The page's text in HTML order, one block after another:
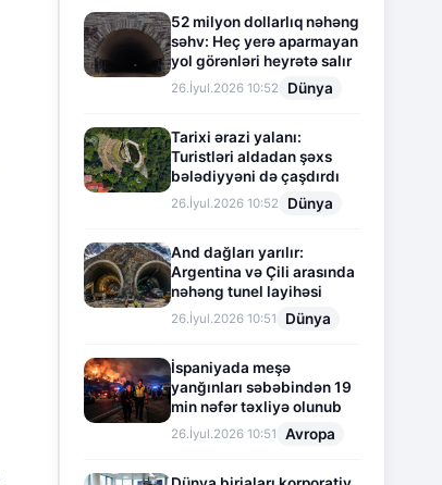
52 milyon dollarlıq nəhəng
səhv: Heç yerə aparmayan
yol görənləri heyrətə salır
26.İyul.2026 10:52 Dünya
Tarixi ərazi yalanı:
Turistləri aldadan şəxs
bələdiyyəni də çaşdırdı
26.İyul.2026 10:52 Dünya
And dağları yarılır:
Argentina və Çili arasında
nəhəng tunel layihəsi
26.İyul.2026 10:51 Dünya
İspaniyada meşə
yanğınları səbəbindən 19
min nəfər təxliyə olunub
26.İyul.2026 10:51 Avropa